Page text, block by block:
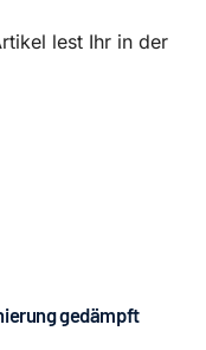
lest Ihr in der
gedämpft